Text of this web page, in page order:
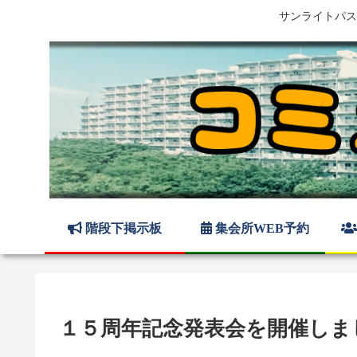
サンライトパ
階段下掲示板 集会所WEB予約
１５周年記念発表会を開催し